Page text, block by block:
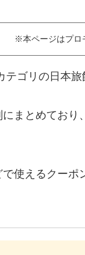
※本ページはプロ
ゴリの日本
まとめてお
使えるクー